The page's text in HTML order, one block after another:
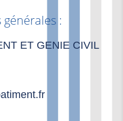
:
ET GENIE CIVIL